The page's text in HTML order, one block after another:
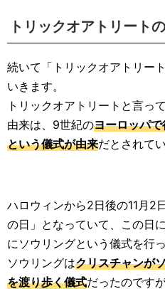
トリックオアトリート
続いて「トリックオアトリー
いきます。
トリックオアトリートと言っ
由来は、9世紀のヨーロッパ
という儀式が由来だとされてい
ハロウィンから2日後の11月2
の日」となっていて、この日
にソウリングという儀式を行
ソウリングはクリスチャンが
を渡り歩く儀式だったのです